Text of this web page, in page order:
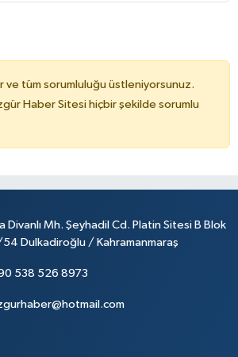
ve tüm sorumluluğu üstleniyorsunuz.
Haber Sitesi hiçbir şekilde sorumlu
Divanlı Mh. Şeyhadil Cd. Platin Sitesi B Blok
Dulkadiroğlu / Kahramanmaraş
538 526 8973